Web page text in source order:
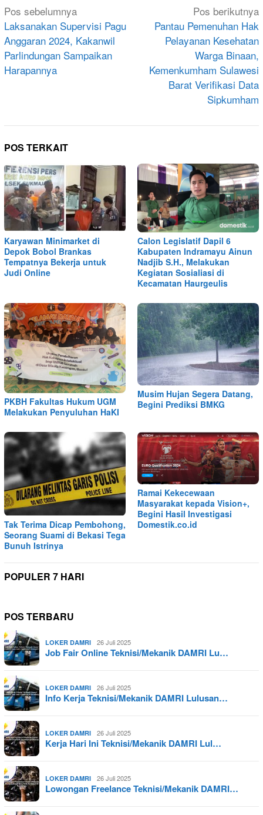
Navigasi
pos
Pos sebelumnya
Laksanakan Supervisi Pagu
Anggaran 2024, Kakanwil
Parlindungan Sampaikan
Harapannya
Pos berikutnya
Pantau Pemenuhan Hak
Pelayanan Kesehatan
Warga Binaan,
Kemenkumham Sulawesi
Barat Verifikasi Data
Sipkumham
POS TERKAIT
Karyawan Minimarket di
Depok Bobol Brankas
Tempatnya Bekerja untuk
Judi Online
Calon Legislatif Dapil 6
Kabupaten Indramayu Ainun
Nadjib S.H., Melakukan
Kegiatan Sosialiasi di
Kecamatan Haurgeulis
PKBH Fakultas Hukum UGM
Melakukan Penyuluhan HaKI
Musim Hujan Segera Datang,
Begini Prediksi BMKG
Tak Terima Dicap Pembohong,
Seorang Suami di Bekasi Tega
Bunuh Istrinya
Ramai Kekecewaan
Masyarakat kepada Vision+,
Begini Hasil Investigasi
Domestik.co.id
POPULER 7 HARI
POS TERBARU
LOKER DAMRI 26 Juli 2025
Job Fair Online Teknisi/Mekanik DAMRI Lu…
LOKER DAMRI 26 Juli 2025
Info Kerja Teknisi/Mekanik DAMRI Lulusan…
LOKER DAMRI 26 Juli 2025
Kerja Hari Ini Teknisi/Mekanik DAMRI Lul…
LOKER DAMRI 26 Juli 2025
Lowongan Freelance Teknisi/Mekanik DAMRI…